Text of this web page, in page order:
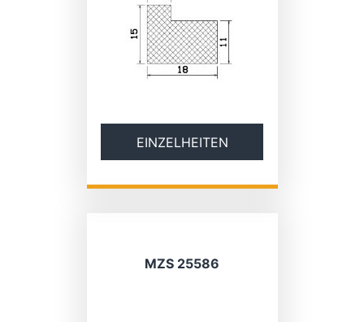
EINZELHEITEN
MZS 25586